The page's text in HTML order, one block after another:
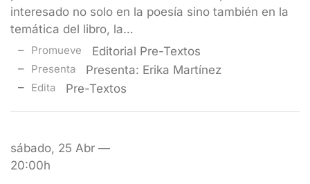
interesado no solo en la poesía sino también en la
temática del libro, la…
Promueve Editorial Pre-Textos
Presenta Presenta: Erika Martínez
Edita Pre-Textos
sábado, 25 Abr —
20:00h